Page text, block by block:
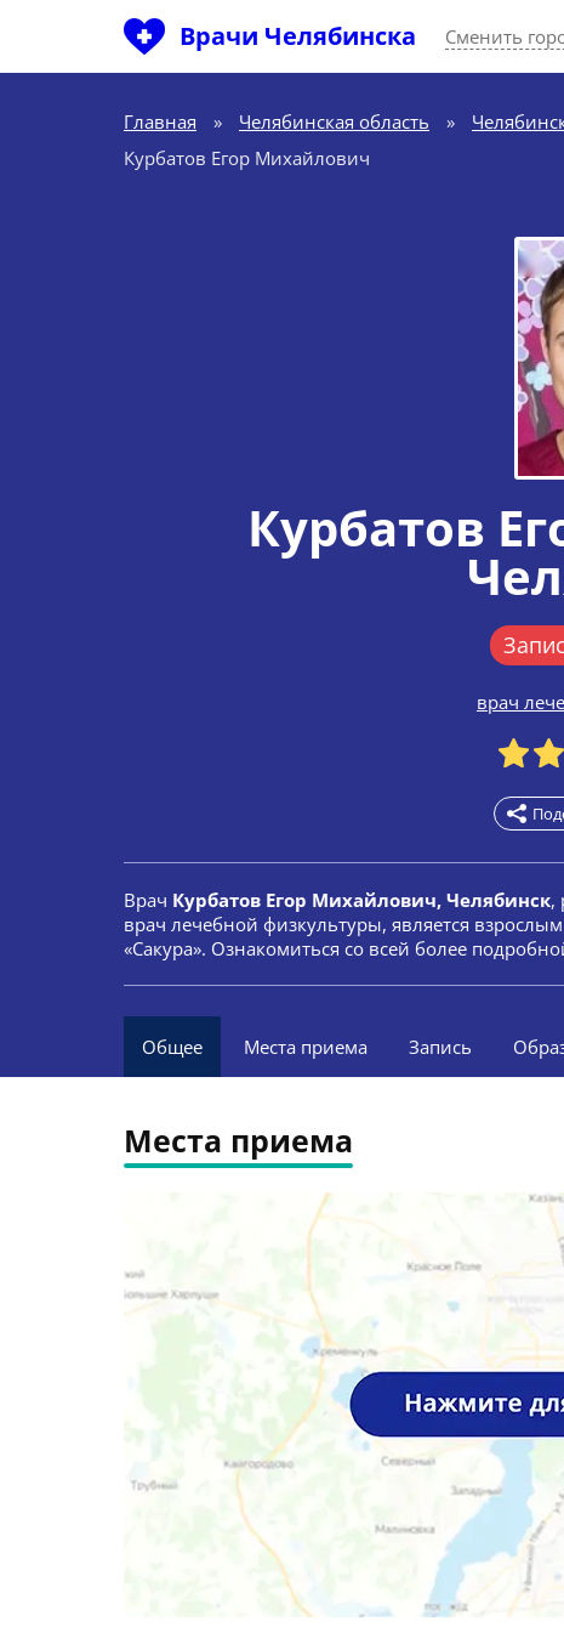
Врачи Челябинска Сменить
Главная » Челябинская область »
Курбатов Егор Михайлович
Курбатов
врач
Врач Курбатов Егор Михайлович, Челябинск,
врач лечебной физкультуры, является
«Сакура». Ознакомиться со всей более
Общее Места приема Запись
Места приема